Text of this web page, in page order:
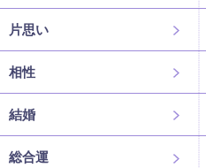
片思い
相性
結婚
総合運